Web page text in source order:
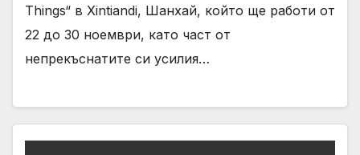
Things“ в Xintiandi, Шанхай, който ще работи от
22 до 30 ноември, като част от
непрекъснатите си усилия…